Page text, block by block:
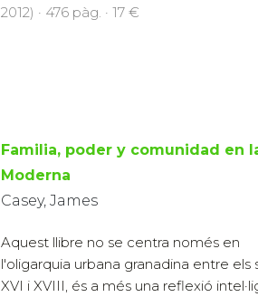
2012) · 476 pàg. · 17 €
Familia, poder y comunidad en
Moderna
Casey, James
Aquest llibre no se centra només en
l'oligarquia urbana granadina entre els
XVI i XVIII, és a més una reflexió